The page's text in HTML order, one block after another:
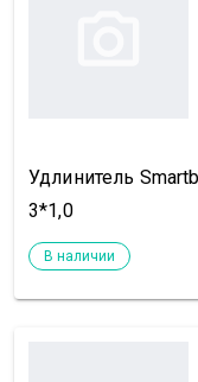
Удлинитель
3*1,0
В наличии